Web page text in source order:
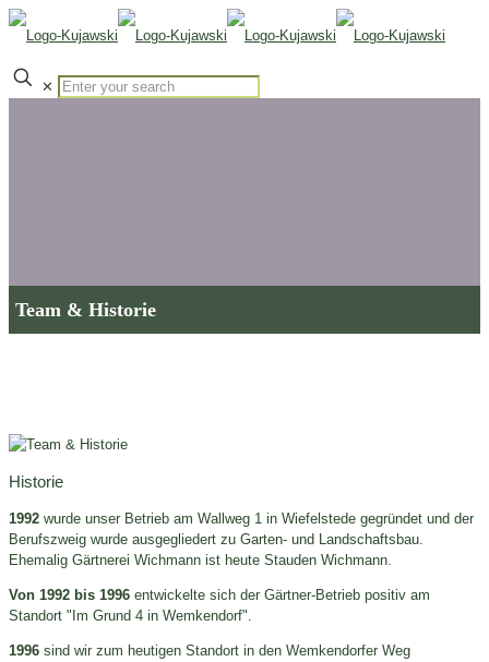
✕
Team & Historie
Historie
1992 wurde unser Betrieb am Wallweg 1 in Wiefelstede gegründet und der
Berufszweig wurde ausgegliedert zu Garten- und Landschaftsbau.
Ehemalig Gärtnerei Wichmann ist heute Stauden Wichmann.
Von 1992 bis 1996 entwickelte sich der Gärtner-Betrieb positiv am
Standort "Im Grund 4 in Wemkendorf".
1996 sind wir zum heutigen Standort in den Wemkendorfer Weg